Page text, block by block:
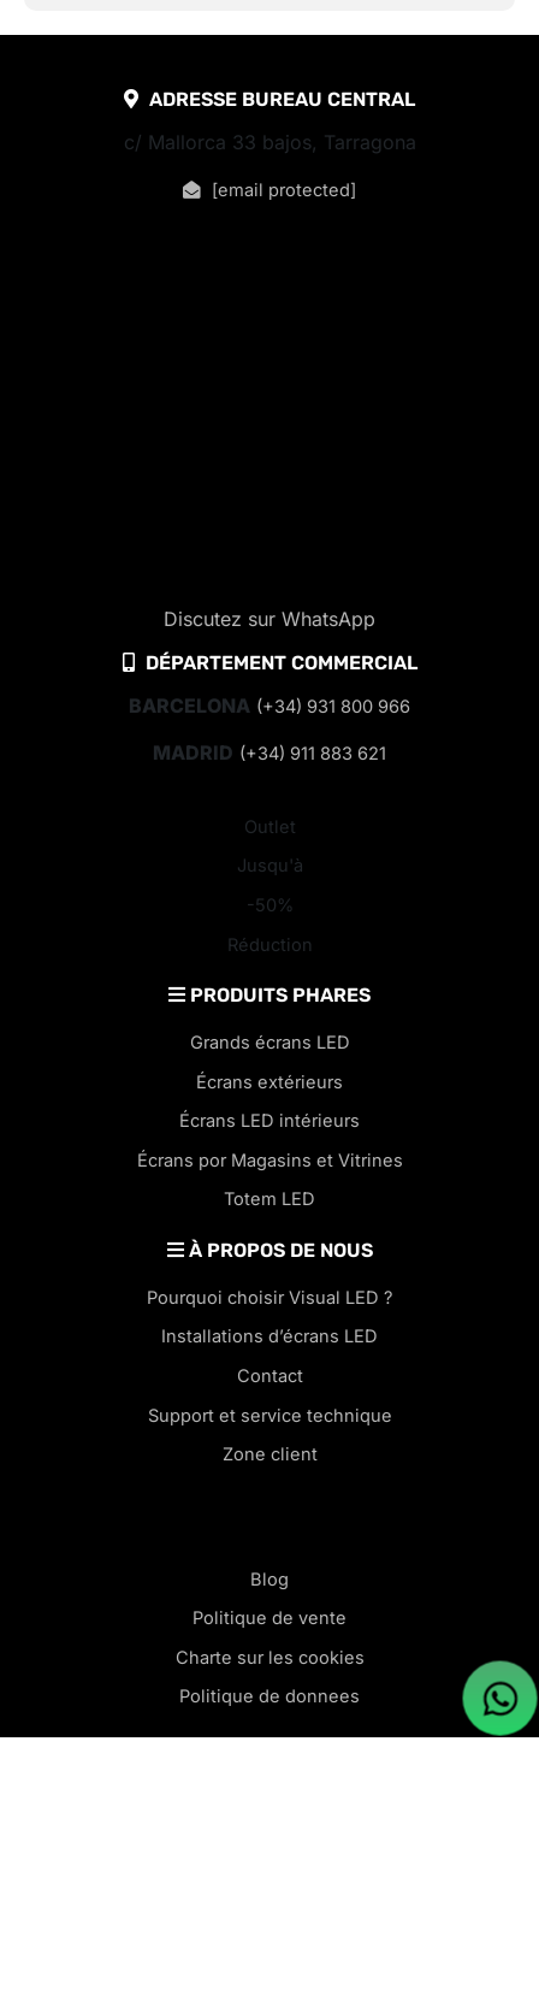
ADRESSE BUREAU CENTRAL
c/ Mallorca 33 bajos, Tarragona
[email protected]
Discutez sur WhatsApp
DÉPARTEMENT COMMERCIAL
BARCELONA (+34) 931 800 966
MADRID (+34) 911 883 621
Outlet
Jusqu'à
-50%
Réduction
PRODUITS PHARES
Grands écrans LED
Écrans extérieurs
Écrans LED intérieurs
Écrans por Magasins et Vitrines
Totem LED
À PROPOS DE NOUS
Pourquoi choisir Visual LED ?
Installations d’écrans LED
Contact
Support et service technique
Zone client
Blog
Politique de vente
Charte sur les cookies
Politique de donnees